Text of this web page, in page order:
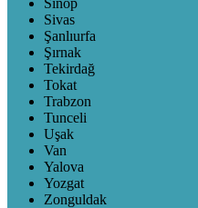
Sinop
Sivas
Şanlıurfa
Şırnak
Tekirdağ
Tokat
Trabzon
Tunceli
Uşak
Van
Yalova
Yozgat
Zonguldak